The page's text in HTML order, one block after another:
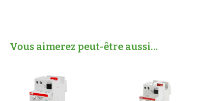
Vous aimerez peut-être aussi…